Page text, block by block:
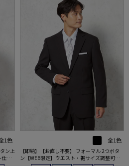
1色
ン上
仕様
全1色
【即納】【お直し不要】 フォーマル 2つボタ
ン【WEB限定】ウエスト・裾サイズ調整可能